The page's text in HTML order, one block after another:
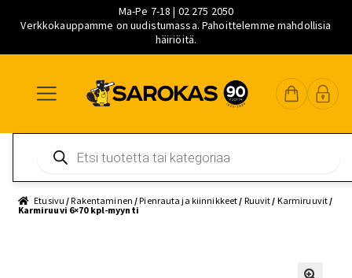
Ma-Pe 7-18 | 02 275 2050
Verkkokauppamme on uudistumassa. Pahoittelemme mahdollisia
häiriöitä.
navigointiin
sisältöön
pääsisältöön
search
Etusivu /Rakentaminen /Pienrauta ja kiinnikkeet / Ruuvit / Karmiruuvit /
Karmiruuvi 6×70 kpl-myynti